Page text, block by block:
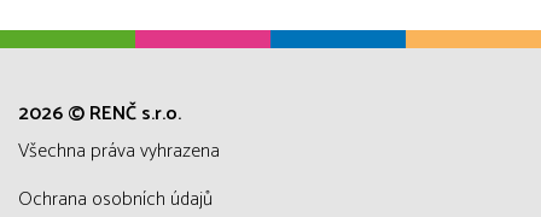
2026 © RENČ s.r.o.
všechna práva vyhrazena
Ochrana osobních údajů